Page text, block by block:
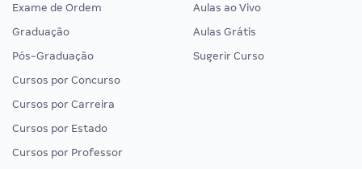
Exame de Ordem
Graduação
Pós-Graduação
Cursos por Concurso
Cursos por Carreira
Cursos por Estado
Cursos por Professor
Aulas ao Vivo
Aulas Grátis
Sugerir Curso